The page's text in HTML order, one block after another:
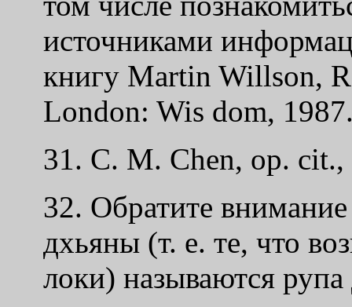
источниками
книгу Martin Willson,
London: Wis dom,
31. С. М. Chen, op. cit.,
32. Обратите
дхьяны (т. е. те, что
локи) называются